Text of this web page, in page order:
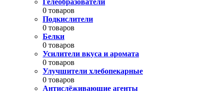
Гелеобразователи
0 товаров
Подкислители
0 товаров
Белки
0 товаров
Усилители вкуса и аромата
0 товаров
Улучшители хлебопекарные
0 товаров
Антислёживающие агенты